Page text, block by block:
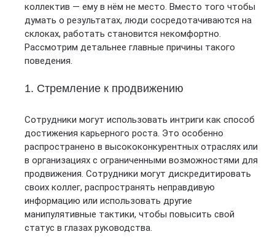
коллектив — ему в нём не место. Вместо того чтобы
думать о результатах, люди сосредотачиваются на
склоках, работать становится некомфортно.
Рассмотрим детальнее главные причины такого
поведения.
1. Стремление к продвижению
Сотрудники могут использовать интриги как способ
достижения карьерного роста. Это особенно
распространено в высококонкурентных отраслях или
в организациях с ограниченными возможностями для
продвижения. Сотрудники могут дискредитировать
своих коллег, распространять неправдивую
информацию или использовать другие
манипулятивные тактики, чтобы повысить свой
статус в глазах руководства.